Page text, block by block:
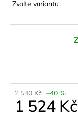
2 540 Kč –40 %
1 524 Kč
o